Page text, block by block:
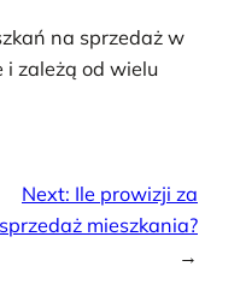
na sprzedaż w
i zależą od wielu
Next: Ile prowizji za
sprzedaż mieszkania?
→